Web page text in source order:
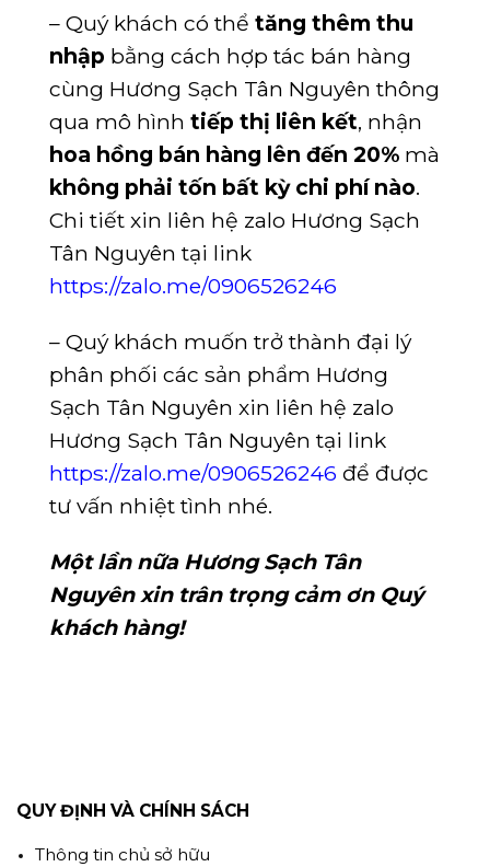
– Quý khách có thể tăng thêm thu
nhập bằng cách hợp tác bán hàng
cùng Hương Sạch Tân Nguyên thông
qua mô hình tiếp thị liên kết, nhận
hoa hồng bán hàng lên đến 20% mà
không phải tốn bất kỳ chi phí nào.
Chi tiết xin liên hệ zalo Hương Sạch
Tân Nguyên tại link
https://zalo.me/0906526246
– Quý khách muốn trở thành đại lý
phân phối các sản phẩm Hương
Sạch Tân Nguyên xin liên hệ zalo
Hương Sạch Tân Nguyên tại link
https://zalo.me/0906526246 để được
tư vấn nhiệt tình nhé.
Một lần nữa Hương Sạch Tân
Nguyên xin trân trọng cảm ơn Quý
khách hàng!
QUY ĐỊNH VÀ CHÍNH SÁCH
Thông tin chủ sở hữu